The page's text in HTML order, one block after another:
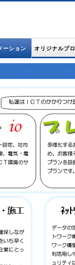
ーション オリジナルプ